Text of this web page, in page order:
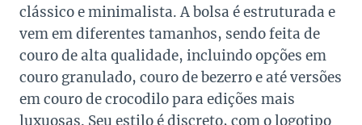
clássico e minimalista. A bolsa é estruturada e
vem em diferentes tamanhos, sendo feita de
couro de alta qualidade, incluindo opções em
couro granulado, couro de bezerro e até versões
em couro de crocodilo para edições mais
luxuosas. Seu estilo é discreto, com o logotipo